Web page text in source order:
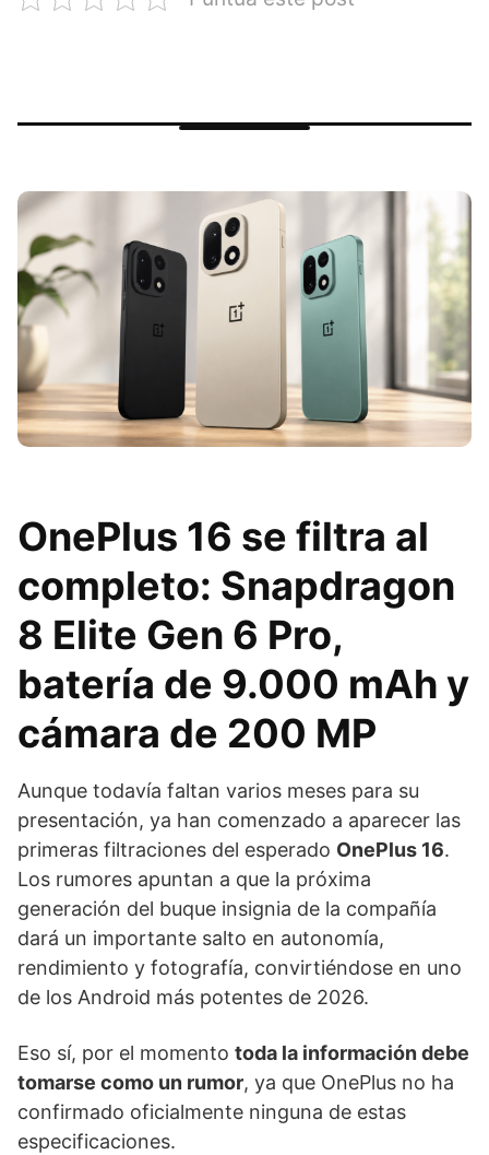
OnePlus 16 se filtra al
completo: Snapdragon
8 Elite Gen 6 Pro,
batería de 9.000 mAh y
cámara de 200 MP
Aunque todavía faltan varios meses para su
presentación, ya han comenzado a aparecer las
primeras filtraciones del esperado OnePlus 16.
Los rumores apuntan a que la próxima
generación del buque insignia de la compañía
dará un importante salto en autonomía,
rendimiento y fotografía, convirtiéndose en uno
de los Android más potentes de 2026.
Eso sí, por el momento toda la información debe
tomarse como un rumor, ya que OnePlus no ha
confirmado oficialmente ninguna de estas
especificaciones.